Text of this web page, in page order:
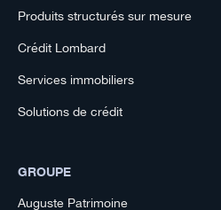
Produits structurés sur mesure
Crédit Lombard
Services immobiliers
Solutions de crédit
GROUPE
Auguste Patrimoine